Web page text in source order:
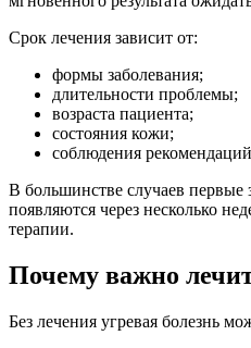
Срок лечения зависит от:
формы заболевания;
длительности проблемы;
возраста пациента;
состояния кожи;
соблюдения
В большинстве случаев первые
появляются через несколько
терапии.
Почему важно
Без лечения угревая болезнь